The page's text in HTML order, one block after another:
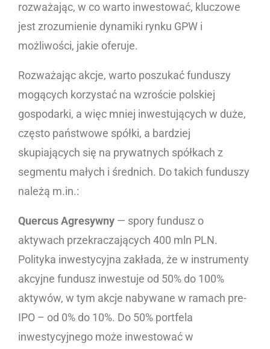
rozważając, w co warto inwestować, kluczowe
jest zrozumienie dynamiki rynku GPW i
możliwości, jakie oferuje.
Rozważając akcje, warto poszukać funduszy
mogących korzystać na wzroście polskiej
gospodarki, a więc mniej inwestujących w duże,
często państwowe spółki, a bardziej
skupiających się na prywatnych spółkach z
segmentu małych i średnich. Do takich funduszy
należą m.in.:
Quercus Agresywny — spory fundusz o
aktywach przekraczających 400 mln PLN.
Polityka inwestycyjna zakłada, że w instrumenty
akcyjne fundusz inwestuje od 50% do 100%
aktywów, w tym akcje nabywane w ramach pre-
IPO – od 0% do 10%. Do 50% portfela
inwestycyjnego może inwestować w